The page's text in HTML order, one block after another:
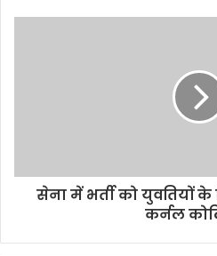
सेना में भर्ती को युवतियों के
कर्नल